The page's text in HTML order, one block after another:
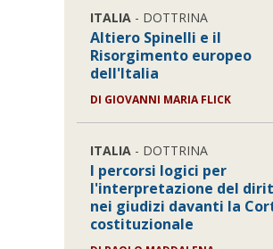
ITALIA - DOTTRINA
Altiero Spinelli e il
Risorgimento europeo
dell'Italia
DI GIOVANNI MARIA FLICK
ITALIA - DOTTRINA
I percorsi logici per
l'interpretazione del
nei giudizi davanti la
costituzionale